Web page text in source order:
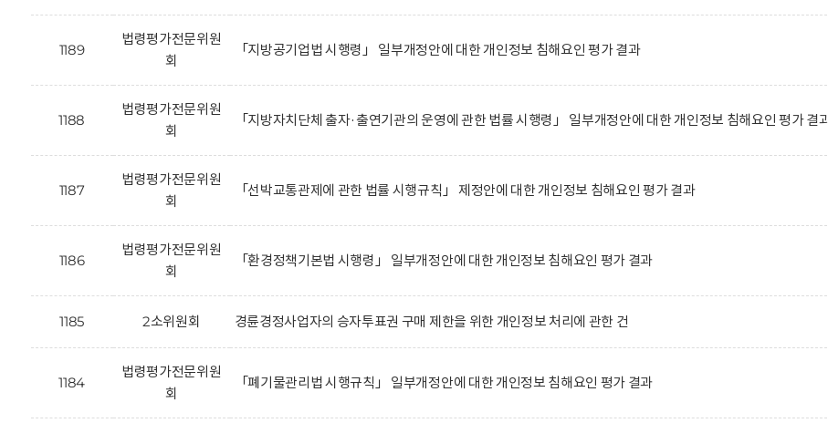
1189
법령평가전문위원
회
「지방공기업법 시행령」 일부개정안에 대한 개인정보 침해요인 평가 결과
1188
법령평가전문위원
회
「지방자치단체 출자·출연기관의 운영에 관한 법률 시행령」 일부개정안에 대한 개인정보 침해요인 평가 결
1187
법령평가전문위원
회
「선박교통관제에 관한 법률 시행규칙」 제정안에 대한 개인정보 침해요인 평가 결과
1186
법령평가전문위원
회
「환경정책기본법 시행령」 일부개정안에 대한 개인정보 침해요인 평가 결과
1185 2소위원회 경륜경정사업자의 승자투표권 구매 제한을 위한 개인정보 처리에 관한 건
1184
법령평가전문위원
회
「폐기물관리법 시행규칙」 일부개정안에 대한 개인정보 침해요인 평가 결과